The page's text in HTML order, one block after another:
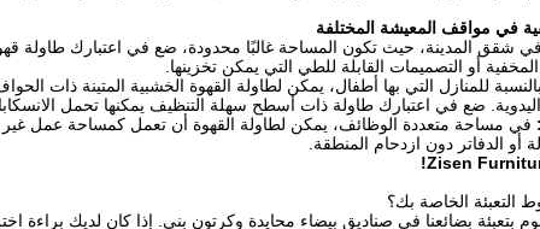
في مواقف المعيشة المختلفة
شقق المدينة، حيث تكون المساحة غالبًا محدودة، ضع في اعتبارك طاولة
أو التصميمات القابلة للطي التي يمكن تخزينها.
للمنازل التي بها أطفال، يمكن لطاولة القهوة الخشبية المتينة ذات
ضع في اعتبارك طاولة ذات أسطح سهلة التنظيف يمكنها تحمل
في مساحة متعددة الوظائف، يمكن لطاولة القهوة أن تعمل كمساحة عمل
أو الدفاتر دون ازدحام المنطقة.
بتعبئة بضائعنا في صناديق بيضاء محايدة وكرتون بني. إذا كان لديك براءة